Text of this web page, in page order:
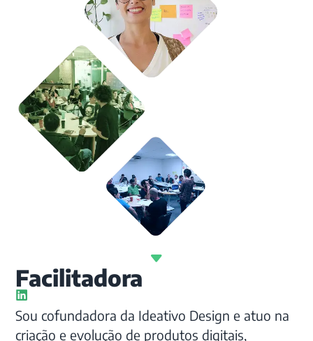
Facilitadora
Sou cofundadora da Ideativo Design e atuo na
criação e evolução de produtos digitais,